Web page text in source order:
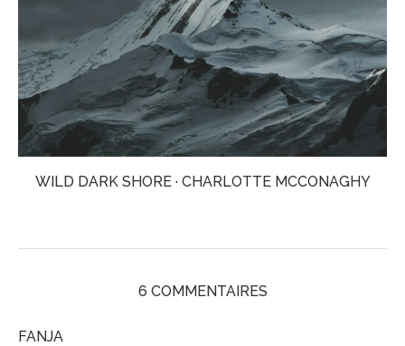
WILD DARK SHORE · CHARLOTTE MCCONAGHY
6 COMMENTAIRES
FANJA